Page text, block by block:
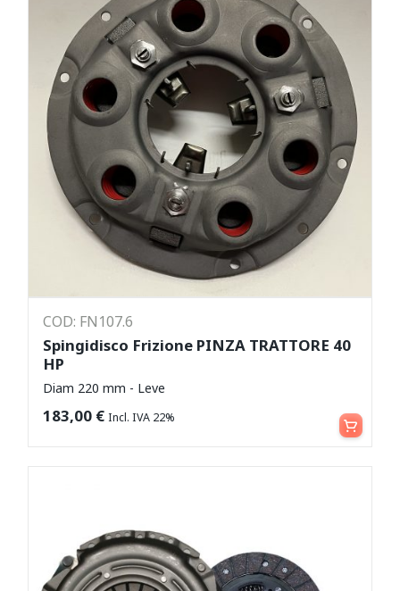
COD: FN107.6
Spingidisco Frizione PINZA TRATTORE 40
HP
Diam 220 mm - Leve
183,00 € Incl. IVA 22% Aggiungi al carrello